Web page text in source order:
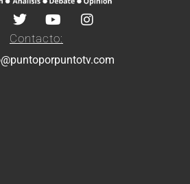
Contacto: